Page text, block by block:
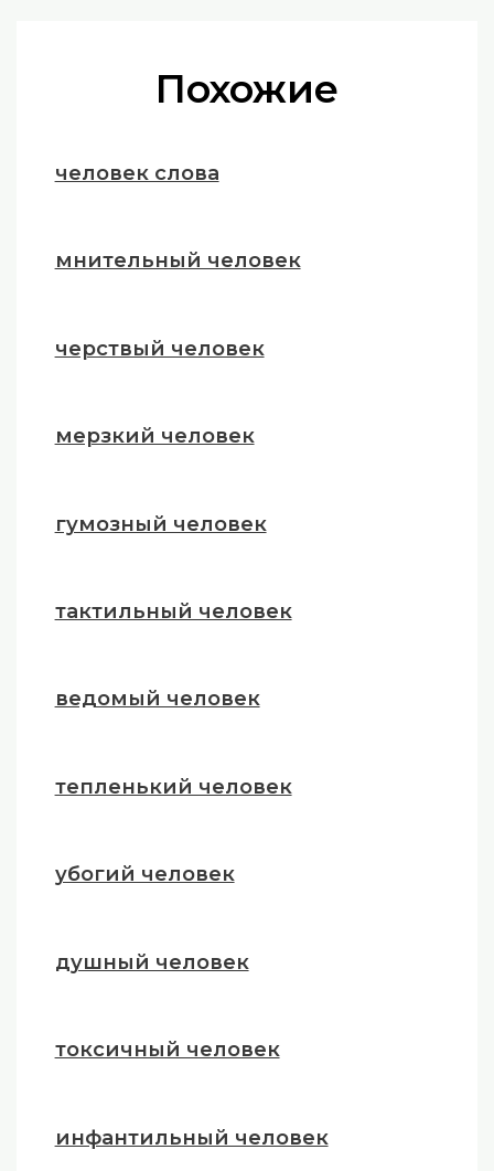
Похожие
человек слова
мнительный человек
черствый человек
мерзкий человек
гумозный человек
тактильный человек
ведомый человек
тепленький человек
убогий человек
душный человек
токсичный человек
инфантильный человек